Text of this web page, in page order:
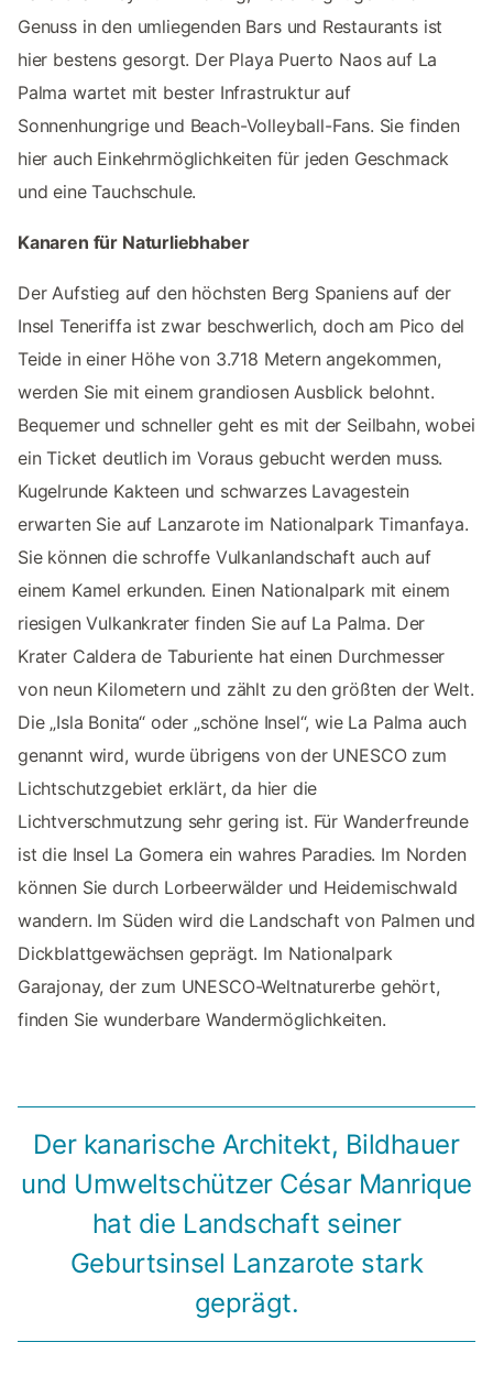
Genuss in den umliegenden Bars und Restaurants ist
hier bestens gesorgt. Der Playa Puerto Naos auf La
Palma wartet mit bester Infrastruktur auf
Sonnenhungrige und Beach-Volleyball-Fans. Sie finden
hier auch Einkehrmöglichkeiten für jeden Geschmack
und eine Tauchschule.
Kanaren für Naturliebhaber
Der Aufstieg auf den höchsten Berg Spaniens auf der
Insel Teneriffa ist zwar beschwerlich, doch am Pico del
Teide in einer Höhe von 3.718 Metern angekommen,
werden Sie mit einem grandiosen Ausblick belohnt.
Bequemer und schneller geht es mit der Seilbahn, wobei
ein Ticket deutlich im Voraus gebucht werden muss.
Kugelrunde Kakteen und schwarzes Lavagestein
erwarten Sie auf Lanzarote im Nationalpark Timanfaya.
Sie können die schroffe Vulkanlandschaft auch auf
einem Kamel erkunden. Einen Nationalpark mit einem
riesigen Vulkankrater finden Sie auf La Palma. Der
Krater Caldera de Taburiente hat einen Durchmesser
von neun Kilometern und zählt zu den größten der Welt.
Die „Isla Bonita“ oder „schöne Insel“, wie La Palma auch
genannt wird, wurde übrigens von der UNESCO zum
Lichtschutzgebiet erklärt, da hier die
Lichtverschmutzung sehr gering ist. Für Wanderfreunde
ist die Insel La Gomera ein wahres Paradies. Im Norden
können Sie durch Lorbeerwälder und Heidemischwald
wandern. Im Süden wird die Landschaft von Palmen und
Dickblattgewächsen geprägt. Im Nationalpark
Garajonay, der zum UNESCO-Weltnaturerbe gehört,
finden Sie wunderbare Wandermöglichkeiten.
Der kanarische Architekt, Bildhauer
und Umweltschützer César Manrique
hat die Landschaft seiner
Geburtsinsel Lanzarote stark
geprägt.